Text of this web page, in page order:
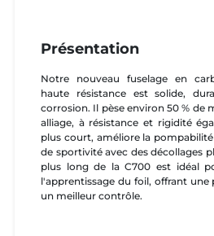
Présentation
Notre nouveau fuselage en
haute résistance est solide,
corrosion. Il pèse environ 50 % de
alliage, à résistance et rigidité
plus court, améliore la
de sportivité avec des décollages
plus long de la C700 est idéal
l'apprentissage du foil, offrant une
un meilleur contrôle.